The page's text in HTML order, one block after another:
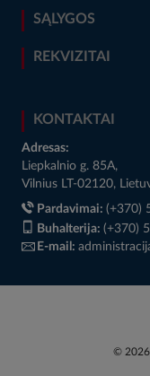
SĄLYGOS
REKVIZITAI
KONTAKTAI
Adresas:
Liepkalnio g. 85A,
Vilnius LT-02120,
Pardavimai: (+370)
Buhalterija: (+370)
E-mail:
© 2026